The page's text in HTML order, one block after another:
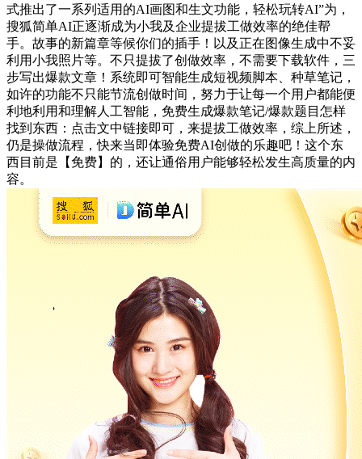
式推出了一系列适用的AI画图和生文功能，轻松玩转AI”为，
搜狐简单AI正逐渐成为小我及企业提拔工做效率的绝佳帮
手。故事的新篇章等候你们的插手！以及正在图像生成中不妥
利用小我照片等。不只提拔了创做效率，不需要下载软件，三
步写出爆款文章！系统即可智能生成短视频脚本、种草笔记，
如许的功能不只能节流创做时间，努力于让每一个用户都能便
利地利用和理解人工智能，免费生成爆款笔记/爆款题目怎样
找到东西：点击文中链接即可，来提拔工做效率，综上所述，
仍是操做流程，快来当即体验免费AI创做的乐趣吧！这个东
西目前是【免费】的，还让通俗用户能够轻松发生高质量的内
容。